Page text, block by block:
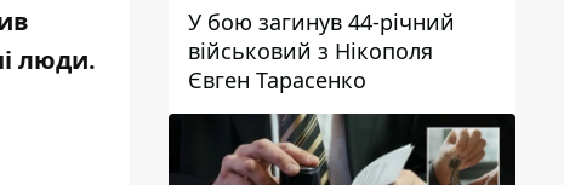
люди.
У бою загинув 44-річний
військовий з Нікополя
Євген Тарасенко